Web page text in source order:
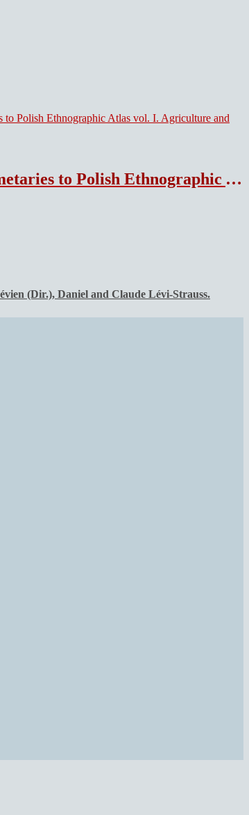
vol. I. Agriculture and breeding, part 2.
(Dir.), Daniel and Claude Lévi-Strauss.